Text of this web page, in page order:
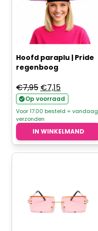
Hoofd paraplu | Pride
regenboog
€7,95 Oorspronkelijke
prijs
was:
€7,95.
€7,15Huidige
prijs
is:
€7,15.
Op voorraad
Voor 17.00 besteld = vandaag
verzonden
IN WINKELMAND